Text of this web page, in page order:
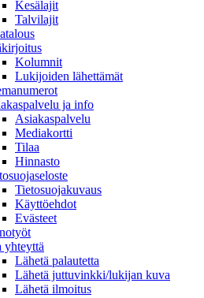
Kesälajit
Talvilajit
Kolumnit
Lukijoiden lähettämät
ja info
Asiakaspalvelu
Mediakortti
Tilaa
Hinnasto
Tietosuojakuvaus
Käyttöehdot
Evästeet
yhteyttä
Lähetä palautetta
Lähetä juttuvinkki/lukijan kuva
Lähetä ilmoitus